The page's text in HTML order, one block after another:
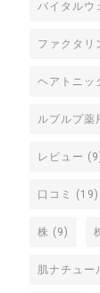
バイタル
ファクタリ
ヘアトニッ
ルプルプ薬
レビュー
口コミ (19)
株 (9)
肌ナチュー